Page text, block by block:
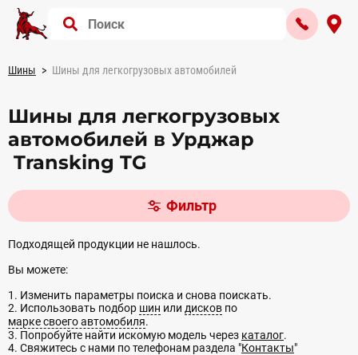
Шины Шины для легкогрузовых автомобилей
Шины для легкогрузовых
автомобилей в Урджар
Transking TG
Фильтр
Подходящей продукции не нашлось.
Вы можете:
1. Изменить параметры поиска и снова поискать.
2. Использовать подбор шин или дисков по
марке своего автомобиля.
3. Попробуйте найти искомую модель через каталог.
4. Свяжитесь с нами по телефонам раздела "Контакты"